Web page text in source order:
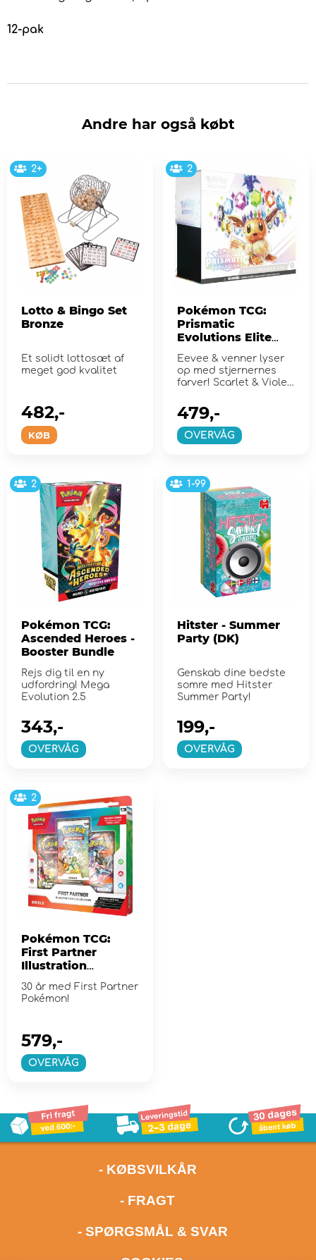
12-pak
Andre har også købt
2+
Lotto & Bingo Set
Bronze
Et solidt lottosæt af
meget god kvalitet
KØB
482,-
2
Pokémon TCG:
Prismatic
Evolutions Elite
Eevee & venner lyser
op med stjernernes
farver! Scarlet & Violet
OVERVÅG
479,-
2
Pokémon TCG:
Ascended Heroes -
Booster Bundle
Rejs dig til en ny
udfordring! Mega
Evolution 2.5
OVERVÅG
343,-
1-99
Hitster - Summer
Party (DK)
Genskab dine bedste
somre med Hitster
Summer Party!
OVERVÅG
199,-
2
Pokémon TCG:
First Partner
Illustration
Collection - Series
2
30 år med First Partner
Pokémon!
OVERVÅG
579,-
- KØBSVILKÅR
- FRAGT
- SPØRGSMÅL & SVAR